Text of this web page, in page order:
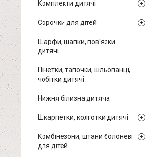
Комплекти дитячі
Сорочки для дітей
Шарфи, шапки, пов'язки
дитячі
Пінетки, тапочки, шльопанці,
чобітки дитячі
Нижня білизна дитяча
Шкарпетки, колготки дитячі
Комбінезони, штани болоневі
для дітей